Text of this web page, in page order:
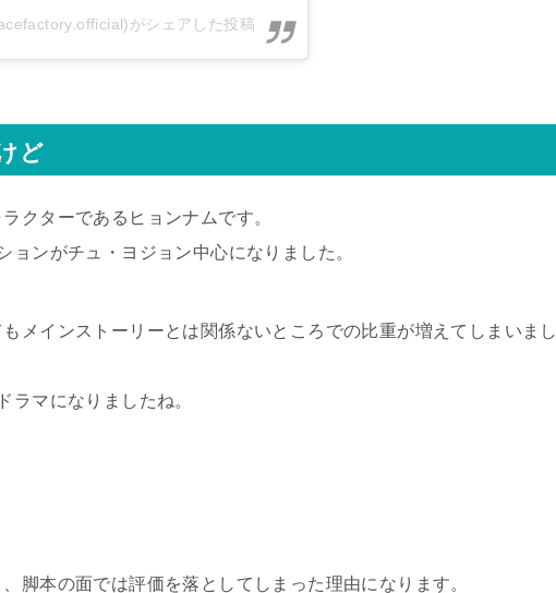
がシェアした投稿
ど
クターであるヒョンナムです。
ョンがチュ・ヨジョン中心になりました。
メインストーリーとは関係ないところでの比重が増えてしまいまし
ラマになりましたね。
脚本の面では評価を落としてしまった理由になります。